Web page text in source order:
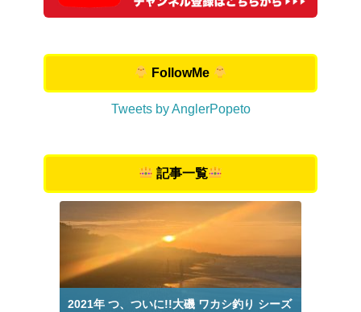
FollowMe
Tweets by AnglerPopeto
記事一覧